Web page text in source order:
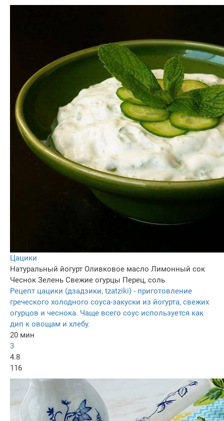
Цацики
Натуральный йогурт Оливковое масло Лимонный сок
Чеснок Зелень Свежие огурцы Перец, соль
Рецепт цацики (дзадзики, tzatziki) - приготовление
греческого холодного соуса-закуски из йогурта, свежих
огурцов и чеснока. Чаще всего соус используется как
дип к овощам и хлебу.
20 мин
3
4.8
116